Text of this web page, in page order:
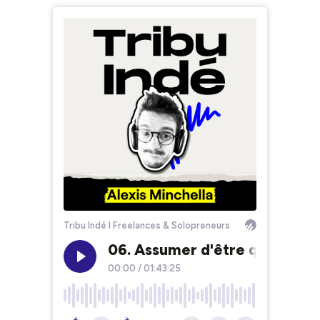
Tribu Indé I Freelances & Solopreneurs
06. Assumer d'être qui on
00:00 / 01:43:25